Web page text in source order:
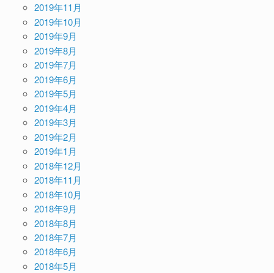
2019年11月
2019年10月
2019年9月
2019年8月
2019年7月
2019年6月
2019年5月
2019年4月
2019年3月
2019年2月
2019年1月
2018年12月
2018年11月
2018年10月
2018年9月
2018年8月
2018年7月
2018年6月
2018年5月